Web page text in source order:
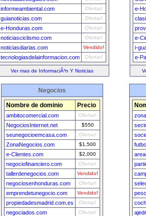
informeambiental.com Ofertar!
guianoticias.com Ofertar!
e-Honduras.com Ofertar!
noticiasciclismo.com Ofertar!
noticiasdiarias.com Vendido!
tecnologiasdelainformacion.com Ofertar!
Ver mas de InformaciÃ³n Y Noticias
e-
e-
i-
e-
Negocios
Nombre de dominio Precio
ambitocomercial.com Ofertar!
NegociosInternet.net $550
seunegocioemcasa.com Ofertar!
ZonaNegocios.com $1,500
e-Clientes.com $2,000
negociofinanciero.com Ofertar!
tallerdenegocios.com Vendido!
negociosenhonduras.com Ofertar!
emprendetunegocio.com Vendido!
propiedadesmadrid.com.es Ofertar!
negociados.com Ofertar!